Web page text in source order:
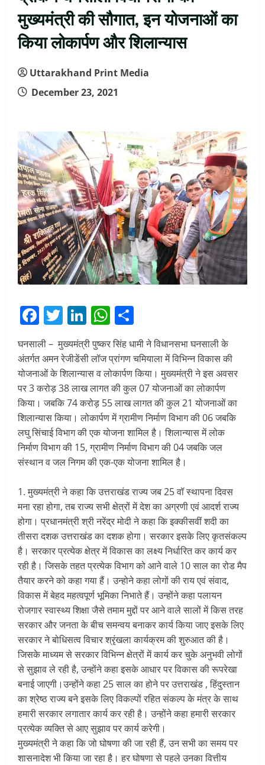
मुख्यमंत्री की सौगात, इन योजनाओं का
किया लोकार्पण और शिलान्यास
Uttarakhand Print Media
December 23, 2021
Facebook
Twitter
LinkedIn
WhatsApp
घनसाली – मुख्यमंत्री पुष्कर सिंह धामी ने विधानसभा घनसाली के
अंतर्गत अमन रेजीडेंसी लॉज प्रांगण चमियाला में विभिन्न विकास की
योजनाओं के शिलान्यास व लोकार्पण किया। मुख्यमंत्री ने इस अवसर
पर 3 करोड़ 38 लाख लागत की कुल 07 योजनाओं का लोकार्पण
किया। जबकि 74 करोड़ 55 लाख लागत की कुल 21 योजनाओं का
शिलान्यास किया। लोकार्पण में ग्रामीण निर्माण विभाग की 06 जबकि
लघु सिंचाई विभाग की एक योजना शामिल है। शिलान्यास में लोक
निर्माण विभाग की 15, ग्रामीण निर्माण विभाग की 04 जबकि जल
संस्थान व जल निगम की एक-एक योजना शामिल है।
मुख्यमंत्री ने कहा कि उत्तराखंड राज्य जब 25 वॉ स्थापना दिवस
मना रहा होगा, तब राज्य सभी क्षेत्रों में देश का अग्रणी एवं आदर्श राज्य
होगा। प्रधानमंत्री श्री नरेंद्र मोदी ने कहा कि इक्कीसवीं शदी का
तीसरा दशक उत्तराखंड का दशक होगा। सरकार इसके लिए कृतसंकल्प
है। सरकार प्रत्येक क्षेत्र में विकास का लक्ष्य निर्धारित कर कार्य कर
रही है। जिसके तहत प्रत्येक विभाग को आने वाले 10 साल का रोड मैप
तैयार करने को कहा गया हैं। उन्होने कहा लोगों की राय एवं संवाद,
विकास में बेहद महत्वपूर्ण भूमिका निभाते हैं। उन्होंने कहा पलायन
रोजगार स्वास्थ्य शिक्षा जैसे तमाम मुद्दों पर आने वाले सालों में किस तरह
सरकार और जनता के बीच समन्वय बनाकर कार्य किया जाए इसके लिए
सरकार ने बोधिसत्व विचार श्रृंखला कार्यक्रम की शुरुआत की है।
जिसके माध्यम से सरकार विभिन्न क्षेत्रों में कार्य कर चुके अनुभवी लोगों
से सुझाव ले रही है, उन्होंने कहा इसके आधार पर विकास की रूपरेखा
बनाई जाएगी।उन्होंने कहा 25 साल का होने पर उत्तराखंड , हिंदुस्तान
का श्रेष्ठ राज्य बने इसके लिए विकल्पों रहित संकल्प के मंत्र के साथ
हमारी सरकार लगातार कार्य कर रही है। उन्होंने कहा हमारी सरकार
प्रत्येक व्यक्ति से आए सुझाव पर कार्य करेगी।
मुख्यमंत्री ने कहा कि जो घोषणा की जा रही हैं, उन सभी का समय पर
शासनादेश भी किया जा रहा है। हर घोषणा से पहले उनका वित्तीय